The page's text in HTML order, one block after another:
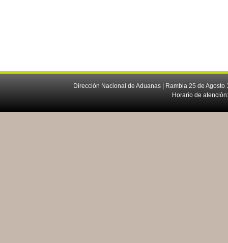
Dirección Nacional de Aduanas | Rambla 25 de
Horario de